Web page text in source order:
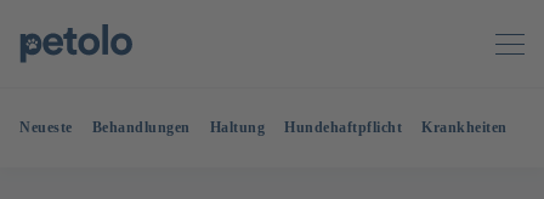
Neueste Behandlungen Haltung Hundehaftpflicht Krankheiten